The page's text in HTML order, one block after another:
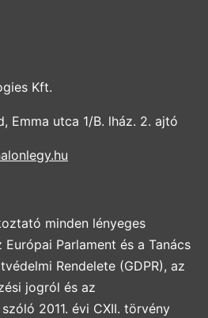
Kft.
Emma utca 1/B. lház. 2. ajtó
minden lényeges
Parlament és a Tanács
Rendelete (GDPR), az
jogról és az
2011. évi CXII. törvény